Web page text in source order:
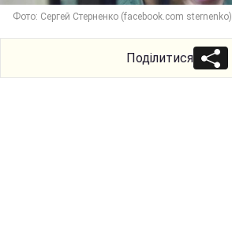
Фото: Сергей Стерненко (facebook.com sternenko)
Поділитися